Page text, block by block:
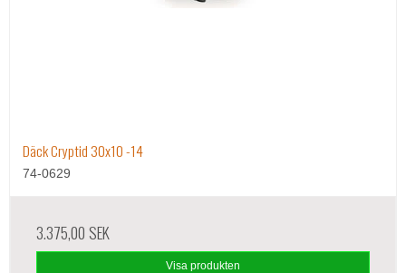
Däck Cryptid 30x10 -14
74-0629
3.375,00 SEK
Visa produkten